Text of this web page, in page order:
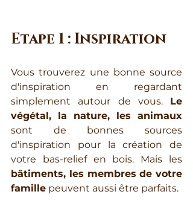
Etape 1 : Inspiration
Vous trouverez une bonne source
d'inspiration en regardant
simplement autour de vous. Le
végétal, la nature, les animaux
sont de bonnes sources
d'inspiration pour la création de
bâtiments, les membres de votre
famille peuvent aussi être parfaits.